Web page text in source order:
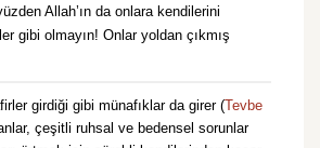
Allah’ın da onlara kendilerini
gibi olmayın! Onlar yoldan çıkmış
girdiği gibi münafıklar da girer (Tevbe
çeşitli ruhsal ve bedensel sorunlar